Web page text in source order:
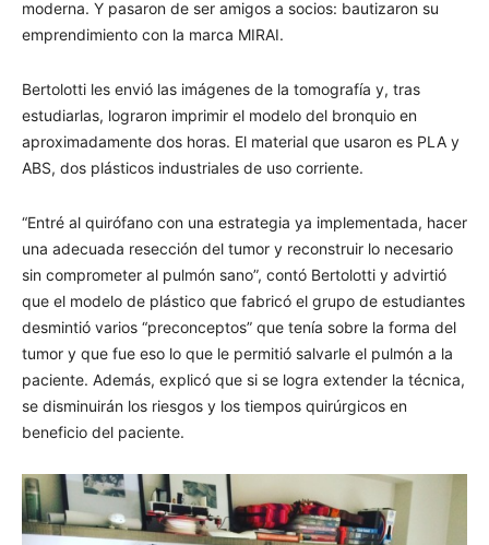
moderna. Y pasaron de ser amigos a socios: bautizaron su
emprendimiento con la marca MIRAI.
Bertolotti les envió las imágenes de la tomografía y, tras
estudiarlas, lograron imprimir el modelo del bronquio en
aproximadamente dos horas. El material que usaron es PLA y
ABS, dos plásticos industriales de uso corriente.
“Entré al quirófano con una estrategia ya implementada, hacer
una adecuada resección del tumor y reconstruir lo necesario
sin comprometer al pulmón sano”, contó Bertolotti y advirtió
que el modelo de plástico que fabricó el grupo de estudiantes
desmintió varios “preconceptos” que tenía sobre la forma del
tumor y que fue eso lo que le permitió salvarle el pulmón a la
paciente. Además, explicó que si se logra extender la técnica,
se disminuirán los riesgos y los tiempos quirúrgicos en
beneficio del paciente.